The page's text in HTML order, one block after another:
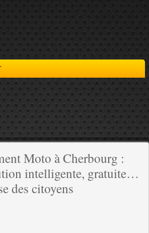
Moto à Cherbourg :
intelligente, gratuite…
des citoyens